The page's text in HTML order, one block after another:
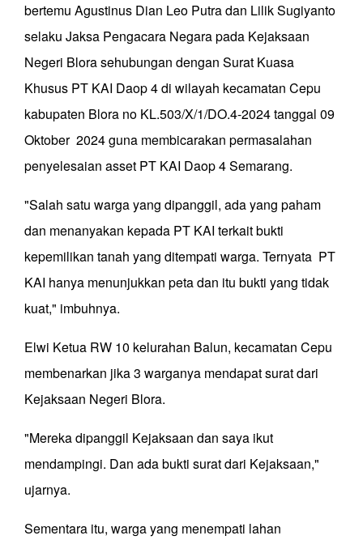
bertemu Agustinus Dian Leo Putra dan Lilik Sugiyanto
selaku Jaksa Pengacara Negara pada Kejaksaan
Negeri Blora sehubungan dengan Surat Kuasa
Khusus PT KAI Daop 4 di wilayah kecamatan Cepu
kabupaten Blora no KL.503/X/1/DO.4-2024 tanggal 09
Oktober 2024 guna membicarakan permasalahan
penyelesaian asset PT KAI Daop 4 Semarang.
"Salah satu warga yang dipanggil, ada yang paham
dan menanyakan kepada PT KAI terkait bukti
kepemilikan tanah yang ditempati warga. Ternyata PT
KAI hanya menunjukkan peta dan itu bukti yang tidak
kuat," imbuhnya.
Elwi Ketua RW 10 kelurahan Balun, kecamatan Cepu
membenarkan jika 3 warganya mendapat surat dari
Kejaksaan Negeri Blora.
"Mereka dipanggil Kejaksaan dan saya ikut
mendampingi. Dan ada bukti surat dari Kejaksaan,"
ujarnya.
Sementara itu, warga yang menempati lahan